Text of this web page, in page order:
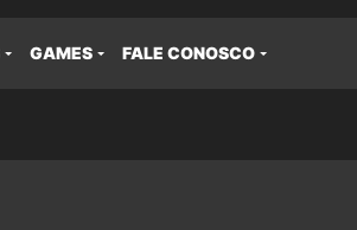
GAMES FALE CONOSCO